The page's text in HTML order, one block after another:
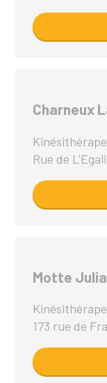
Charneux
Rue de
Motte
173 rue de